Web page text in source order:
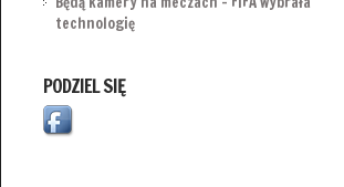
technologię
PODZIEL SIĘ